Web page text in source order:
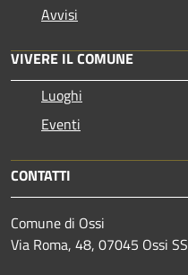
Avvisi
VIVERE IL COMUNE
Luoghi
Eventi
CONTATTI
Comune di Ossi
Via Roma, 48, 07045 Ossi SS